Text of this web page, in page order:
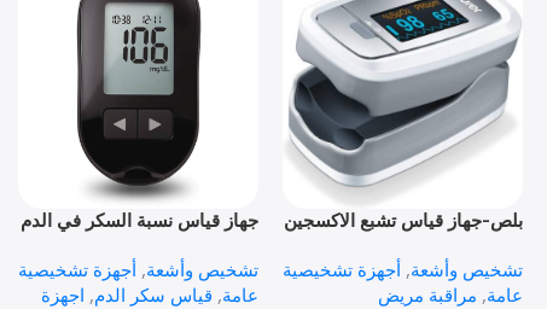
بلص-جهاز قياس تشبع الاكسجين
30
تشخيص وأشعة, أجهزة تشخيصية
عامة, مراقبة مريض
جهاز قياس نسبة السكر في الدم
تشخيص وأشعة, أجهزة تشخيصية
عامة, قياس سكر الدم, اجهزة